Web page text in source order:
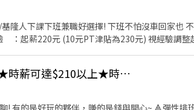
【班別時段】 早班（內外場）：10:00–15:00 晚
時段，確切上班時間由店主管安排 【應徵方式很
通過後，會有人主動聯繫你（電話或訊息），安
了保障大家的健康與安全，報到時需要附上【
們相信，喜歡這份工作的人，一定也會喜歡我們
讓你在正式加入前，先感受一下阿爾法的溫度與
入阿爾法大家庭！我們在這裡等你 🙌
下班兼職好選擇! 下班不怕沒車回家也 不用淋雨! 【薪 資
：起薪220元 (10元PT津貼為230元) 視經驗調整
利】 每年健檢健康諮詢、員工
堤諾Pizza🍕莊敬門市🍕早/晚班PT★時薪可達$210以上★時間彈性好安排!!
! 有的是好玩的夥伴，賺的是錢與開心~ 🔺彈性